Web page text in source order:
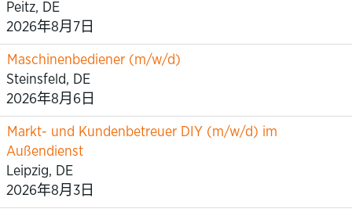
Peitz, DE
2026年8月7日
Maschinenbediener (m/w/d)
Steinsfeld, DE
2026年8月6日
Markt- und Kundenbetreuer DIY (m/w/d) im
Außendienst
Leipzig, DE
2026年8月3日